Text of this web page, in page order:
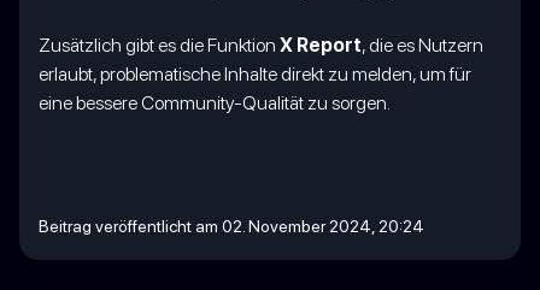
Zusätzlich gibt es die Funktion X Report, die es Nutzern
erlaubt, problematische Inhalte direkt zu melden, um für
eine bessere Community-Qualität zu sorgen.
Beitrag veröffentlicht am 02. November 2024, 20:24